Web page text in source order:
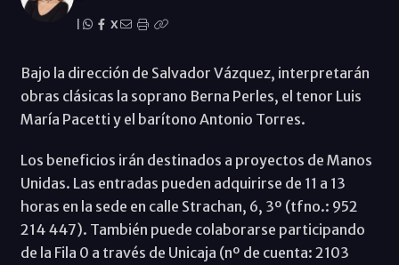
X
Bajo la dirección de Salvador Vázquez, interpretarán
obras clásicas la soprano Berna Perles, el tenor Luis
María Pacetti y el barítono Antonio Torres.
Los beneficios irán destinados a proyectos de Manos
Unidas. Las entradas pueden adquirirse de 11 a 13
horas en la sede en calle Strachan, 6, 3º (tfno.: 952
214 447). También puede colaborarse participando
de la Fila 0 a través de Unicaja (nº de cuenta: 2103